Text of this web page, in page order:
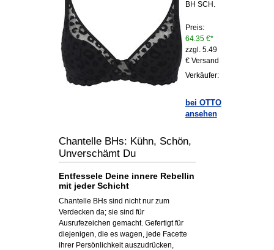
BH SCH.
Preis:
64.35 €*
zzgl. 5.49
€ Versand
Verkäufer:
bei OTTO
ansehen
Chantelle BHs: Kühn, Schön,
Unverschämt Du
Entfessele Deine innere Rebellin
mit jeder Schicht
Chantelle BHs sind nicht nur zum
Verdecken da; sie sind für
Ausrufezeichen gemacht. Gefertigt für
diejenigen, die es wagen, jede Facette
ihrer Persönlichkeit auszudrücken,